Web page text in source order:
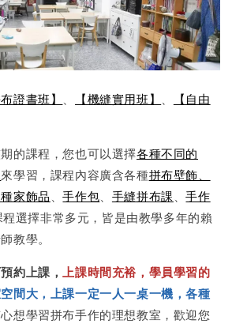
證書班】 、 【機縫實用班】 、
【自由
的課程，您也可以選擇各種不同的
來學習，課程內容廣含各種拼布壁飾、
家飾品、手作包、 手縫拼布課、手作
選擇非常多元，皆是由教學多年的賴
教學。
約上課，上課時間充裕，學員學習的
間大，上課一定一人一桌一機，各種
心想學習拼布手作的理想教室，歡迎您